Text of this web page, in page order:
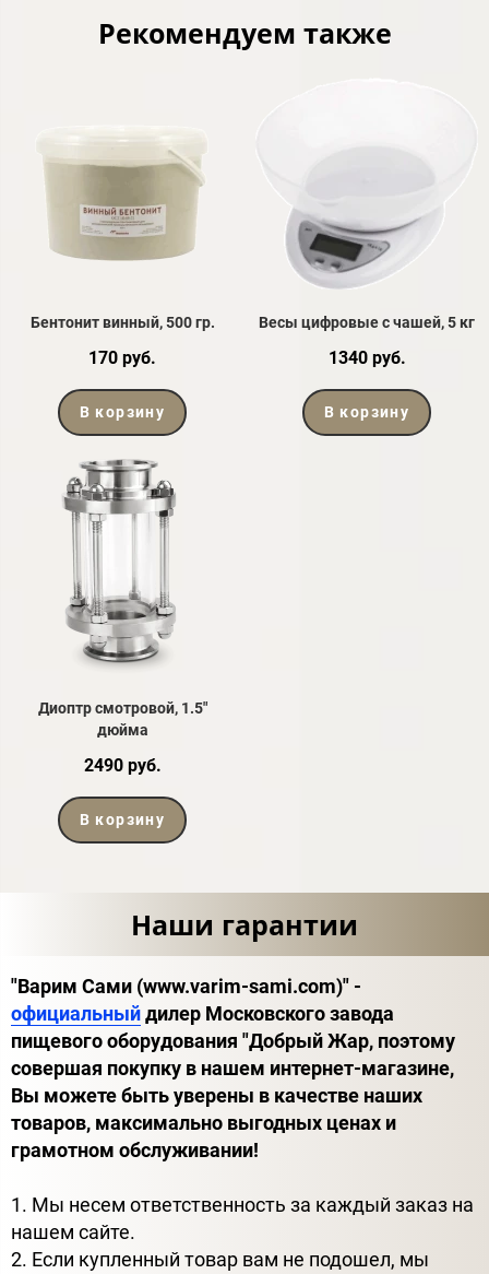
Рекомендуем также
Бентонит винный, 500 гр.
170 руб.
В корзину
Весы цифровые с чашей, 5 кг
1340 руб.
В корзину
Диоптр смотровой, 1.5"
дюйма
2490 руб.
В корзину
Наши гарантии
"Варим Сами (www.varim-sami.com)" -
официальныйдилер Московского завода
пищевого оборудования "Добрый Жар, поэтому
совершая покупку в нашем интернет-магазине,
Вы можете быть уверены в качестве наших
товаров, максимально выгодных ценах и
грамотном обслуживании!
1. Мы несем ответственность за каждый заказ на
нашем сайте.
2. Если купленный товар вам не подошел, мы